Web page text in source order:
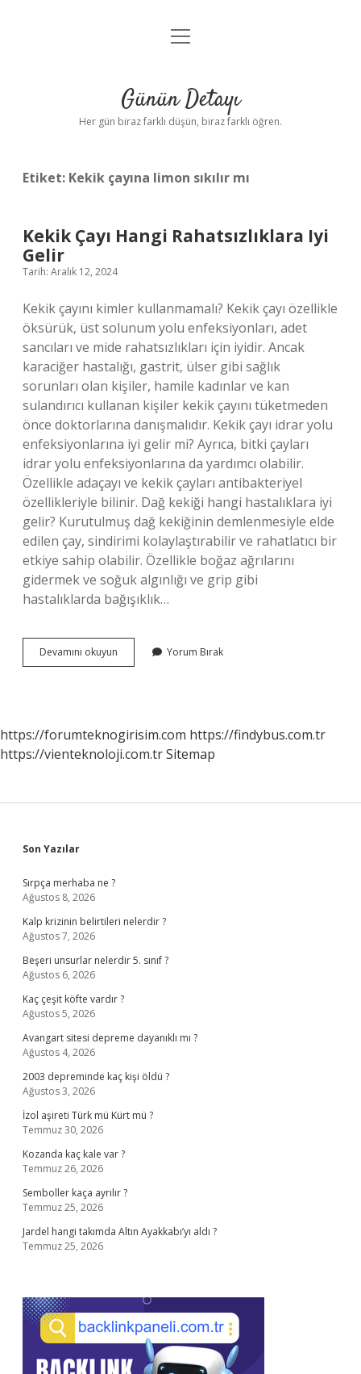
Anasayfa
Yasal Uyarı
menüyü
Günün Detayı
Her gün biraz farklı düşün, biraz farklı öğren.
Etiket: Kekik çayına limon sıkılır mı
Kekik Çayı Hangi Rahatsızlıklara Iyi
Gelir
Tarih: Aralık 12, 2024
Kekik çayını kimler kullanmamalı? Kekik çayı özellikle
öksürük, üst solunum yolu enfeksiyonları, adet
sancıları ve mide rahatsızlıkları için iyidir. Ancak
karaciğer hastalığı, gastrit, ülser gibi sağlık
sorunları olan kişiler, hamile kadınlar ve kan
sulandırıcı kullanan kişiler kekik çayını tüketmeden
önce doktorlarına danışmalıdır. Kekik çayı idrar yolu
enfeksiyonlarına iyi gelir mi? Ayrıca, bitki çayları
idrar yolu enfeksiyonlarına da yardımcı olabilir.
Özellikle adaçayı ve kekik çayları antibakteriyel
özellikleriyle bilinir. Dağ kekiği hangi hastalıklara iyi
gelir? Kurutulmuş dağ kekiğinin demlenmesiyle elde
edilen çay, sindirimi kolaylaştırabilir ve rahatlatıcı bir
etkiye sahip olabilir. Özellikle boğaz ağrılarını
gidermek ve soğuk algınlığı ve grip gibi
hastalıklarda bağışıklık…
Devamını okuyun
Çayı
Yorum Bırak
https://forumteknogirisim.com https://findybus.com.tr
https://vienteknoloji.com.trSitemap
Sidebar
Son Yazılar
Sırpça merhaba ne ?
Ağustos 8, 2026
Kalp krizinin belirtileri nelerdir ?
Ağustos 7, 2026
Beşeri unsurlar nelerdir 5. sınıf ?
Ağustos 6, 2026
Kaç çeşit köfte vardır ?
Ağustos 5, 2026
Avangart sitesi depreme dayanıklı mı ?
Ağustos 4, 2026
2003 depreminde kaç kişi öldü ?
Ağustos 3, 2026
İzol aşireti Türk mü Kürt mü ?
Temmuz 30, 2026
Kozanda kaç kale var ?
Temmuz 26, 2026
Semboller kaça ayrılır ?
Temmuz 25, 2026
Jardel hangi takımda Altın Ayakkabı’yı aldı ?
Temmuz 25, 2026